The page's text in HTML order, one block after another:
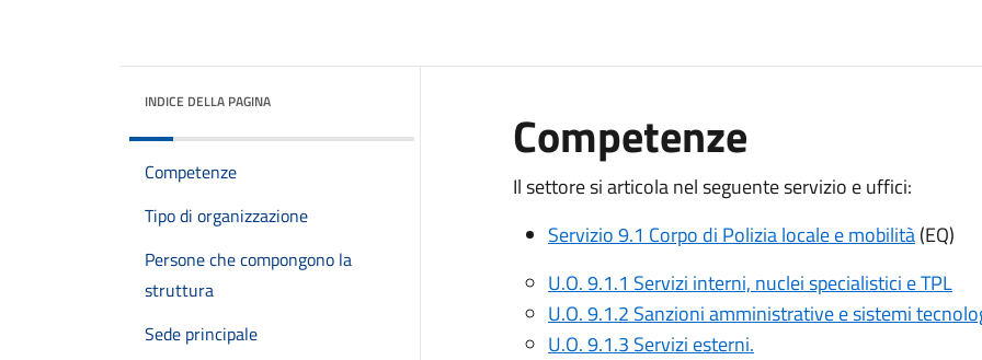
INDICE DELLA PAGINA
Competenze
Tipo di organizzazione
Persone che compongono la
struttura
Sede principale
Competenze
Il settore si articola nel seguente servizio e uffici:
Servizio 9.1 Corpo di Polizia locale e mobilità(EQ)
U.O. 9.1.1 Servizi interni, nuclei specialistici e TPL
U.O. 9.1.2 Sanzioni amministrative e sistemi
U.O. 9.1.3 Servizi esterni.